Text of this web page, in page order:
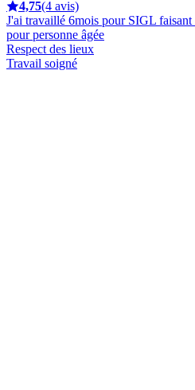
4,75(4 avis)
J'ai travaillé 6mois pour SIGL faisant
pour personne âgée
Respect des lieux
Travail soigné